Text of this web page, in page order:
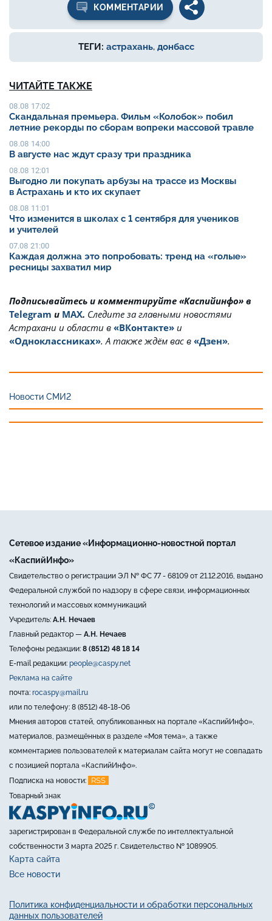
КОММЕНТАРИИ
ТЕГИ: астрахань, донбасс
ЧИТАЙТЕ ТАКЖЕ
08.08 17:02
Скандальная премьера. Фильм «Колобок» побил
летние рекорды по сборам вопреки массовой травле
08.08 14:00
В августе нас ждут сразу три праздника
08.08 12:01
Выгодно ли покупать арбузы на трассе из Москвы
в Астрахань и кто их скупает
08.08 11:01
Что изменится в школах с 1 сентября для учеников
и учителей
07.08 21:00
Каждая должна это попробовать: тренд на «голые»
ресницы захватил мир
Подписывайтесь и комментируйте «Каспийинфо» в
Telegram и MAX. Cледите за главными новостями
Астрахани и области в «ВКонтакте» и
«Одноклассниках». А также ждём вас в «Дзен».
Новости СМИ2
Сетевое издание «Информационно-новостной портал
«КаспийИнфо»
Свидетельство о регистрации ЭЛ № ФС 77 - 68109 от 21.12.2016, выдано
Федеральной службой по надзору в сфере связи, информационных
технологий и массовых коммуникаций
Учредитель: А.Н. Нечаев
Главный редактор — А.Н. Нечаев
Телефоны редакции: 8 (8512) 48 18 14
E-mail редакции: people@caspy.net
Реклама на сайте
почта: rocaspy@mail.ru
или по телефону: 8 (8512) 48-18-06
Мнения авторов статей, опубликованных на портале «КаспийИнфо»,
материалов, размещённых в разделе «Моя тема», а также
комментариев пользователей к материалам сайта могут не совпадать
с позицией портала «КаспийИнфо».
Подписка на новости:
RSS
Товарный знак
зарегистрирован в Федеральной службе по интеллектуальной
собственности 3 марта 2025 г. Свидетельство № 1089905.
Карта сайта
Все новости
Политика конфиденциальности и обработки персональных
данных пользователей